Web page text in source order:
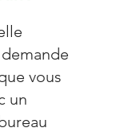
vous
un